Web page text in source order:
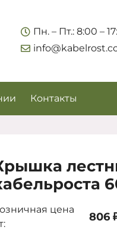
Пн. – Пт.: 8:00 –
Контакты
цена
806
к заказу –
по цене, согласуем
доставку.